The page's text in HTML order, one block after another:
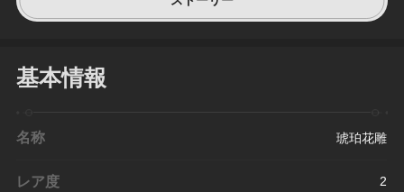
基本情報
名称 琥珀花雕
レア度 2